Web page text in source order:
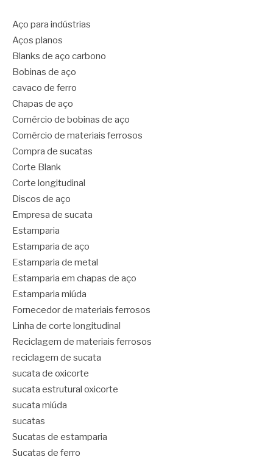
Aço para indústrias
Aços planos
Blanks de aço carbono
Bobinas de aço
cavaco de ferro
Chapas de aço
Comércio de bobinas de aço
Comércio de materiais ferrosos
Compra de sucatas
Corte Blank
Corte longitudinal
Discos de aço
Empresa de sucata
Estamparia
Estamparia de aço
Estamparia de metal
Estamparia em chapas de aço
Estamparia miúda
Fornecedor de materiais ferrosos
Linha de corte longitudinal
Reciclagem de materiais ferrosos
reciclagem de sucata
sucata de oxicorte
sucata estrutural oxicorte
sucata miúda
sucatas
Sucatas de estamparia
Sucatas de ferro